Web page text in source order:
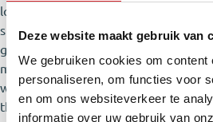
Deze website maakt gebruik van
We gebruiken cookies om content
personaliseren, om functies voor
en om ons websiteverkeer te
informatie over uw gebruik van
located at the front and has been
shower, bathtub, toilet, and vanity
grey floor tiles and white wall tiles
modern appearance. Additionally,
with recessed spotlights and a lit
three well-sized bedrooms. There is